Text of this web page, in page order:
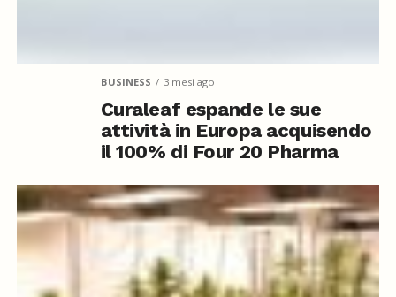
BUSINESS 3 mesi ago
Curaleaf espande le sue
attività in Europa acquisendo
il 100% di Four 20 Pharma